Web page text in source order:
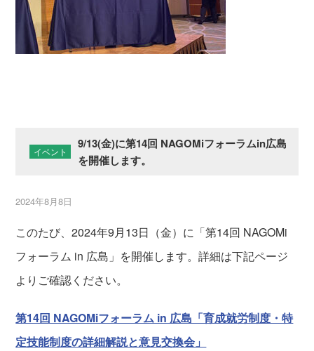
イベント
9/13(金)に第14回 NAGOMiフォーラムin広島
を開催します。
2024年8月8日
このたび、2024年9月13日（金）に「第14回 NAGOMi
フォーラム in 広島」を開催します。詳細は下記ページ
よりご確認ください。
第14回 NAGOMiフォーラム in 広島「育成就労制度・特
定技能制度の詳細解説と意見交換会」